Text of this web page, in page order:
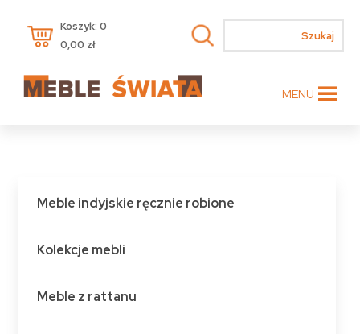
Koszyk: 0
0,00 zł
MENU
Meble indyjskie ręcznie robione
Kolekcje mebli
Meble z rattanu